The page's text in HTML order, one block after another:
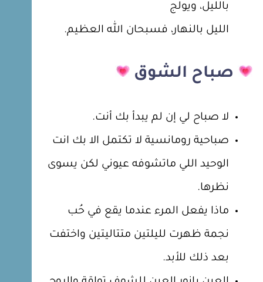
بالليل، ويولج
الليل بالنهار، فسبحان الله العظيم.
صباح الشوق
لا صباح لي إن لم يبدأ بك أنت.
صباحية رومانسية لا تكتمل الا بك انت
الوحيد اللي ماتشوفه عيوني لكن يسوى
نظرها.
ماذا يفعل المرء عندما يقع في حُب
نجمة ظهرت لليلتين متتاليتين واختفت
بعد ذلك للأبد.